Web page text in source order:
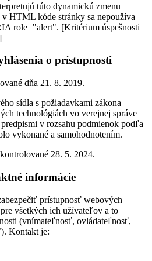
túto dynamickú zmenu
v HTML kóde stránky sa nepoužíva
role="alert". [Kritérium úspešnosti
o prístupnosti
dňa 21. 8. 2019.
sídla s požiadavkami zákona
technológiách vo verejnej správe
v rozsahu podmienok podľa
vykonané a samohodnotením.
28. 5. 2024.
informácie
prístupnosť webových
všetkých ich užívateľov a to
(vnímateľnosť, ovládateľnosť,
Kontakt je: